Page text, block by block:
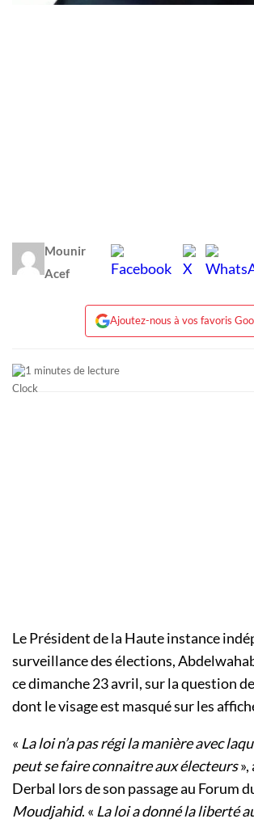
Mounir
Acef
Ajoutez-nous à vos favoris
1 minutes de lecture
Le Président de la Haute instance
surveillance des élections,
ce dimanche 23 avril, sur la question
dont le visage est masqué sur les
« La loi n’a pas régi la manière avec
peut se faire connaitre aux électeurs»,
Derbal lors de son passage au Forum
Moudjahid. « La loi a donné la liberté